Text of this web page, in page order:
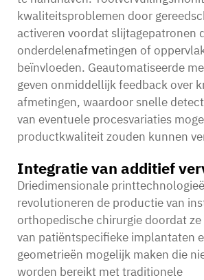
kwaliteitsproblemen door
activeren voordat slijtagepatronen
onderdelenafmetingen of
beïnvloeden. Geautomatiseerde
geven onmiddellijk feedback over
afmetingen, waardoor snelle
van eventuele procesvariaties
productkwaliteit zouden kunnen
Integratie van additief
Driedimensionale
revolutioneren de productie van
orthopedische chirurgie doordat ze
van patiëntspecifieke implantaten
geometrieën mogelijk maken die
worden bereikt met traditionele